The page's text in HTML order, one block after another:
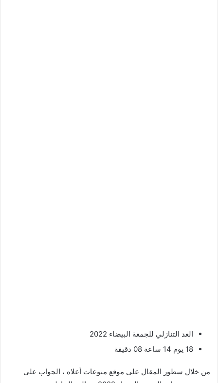
العد التنازلي للجمعة البيضاء 2022
18 يوم 14 ساعة 08 دقيقة
من خلال سطور المقال على موقع منوعات أعلاه ، الجواب على